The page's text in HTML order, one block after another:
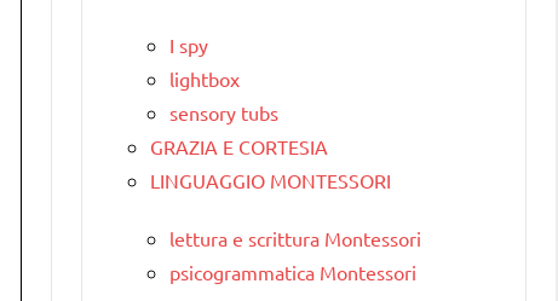
I spy
lightbox
sensory tubs
GRAZIA E CORTESIA
LINGUAGGIO MONTESSORI
lettura e scrittura Montessori
psicogrammatica Montessori